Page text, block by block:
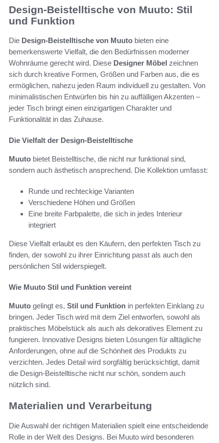
Design-Beistelltische von Muuto: Stil
und Funktion
Die Design-Beistelltische von Muuto bieten eine
bemerkenswerte Vielfalt, die den Bedürfnissen moderner
Wohnräume gerecht wird. Diese Designer Möbel zeichnen
sich durch kreative Formen, Größen und Farben aus, die es
ermöglichen, nahezu jeden Raum individuell zu gestalten. Von
minimalistischen Entwürfen bis hin zu auffälligen Akzenten –
jeder Tisch bringt einen einzigartigen Charakter und
Funktionalität in das Zuhause.
Die Vielfalt der Design-Beistelltische
Muuto bietet Beistelltische, die nicht nur funktional sind,
sondern auch ästhetisch ansprechend. Die Kollektion umfasst:
Runde und rechteckige Varianten
Verschiedene Höhen und Größen
Eine breite Farbpalette, die sich in jedes Interieur
integriert
Diese Vielfalt erlaubt es den Käufern, den perfekten Tisch zu
finden, der sowohl zu ihrer Einrichtung passt als auch den
persönlichen Stil widerspiegelt.
Wie Muuto Stil und Funktion vereint
Muuto gelingt es, Stil und Funktion in perfekten Einklang zu
bringen. Jeder Tisch wird mit dem Ziel entworfen, sowohl als
praktisches Möbelstück als auch als dekoratives Element zu
fungieren. Innovative Designs bieten Lösungen für alltägliche
Anforderungen, ohne auf die Schönheit des Produkts zu
verzichten. Jedes Detail wird sorgfältig berücksichtigt, damit
die Design-Beistelltische nicht nur schön, sondern auch
nützlich sind.
Materialien und Verarbeitung
Die Auswahl der richtigen Materialien spielt eine entscheidende
Rolle in der Welt des Designs. Bei Muuto wird besonderen